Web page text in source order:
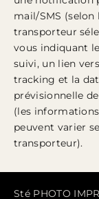
mail/SMS (selon
transporteur
vous indiquant
suivi, un lien
tracking et la
prévisionnelle
(les
peuvent varier
transporteur).
Sté PHOTO